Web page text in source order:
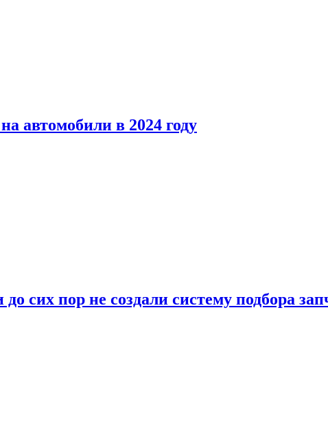
автомобили в 2024 году
сих пор не создали систему подбора